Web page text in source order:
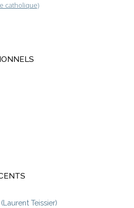
catholique)
Teissier)